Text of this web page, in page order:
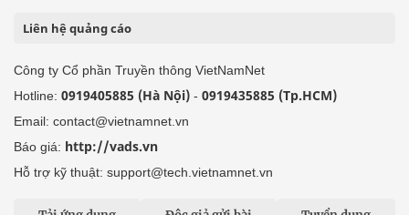
Liên hệ quảng cáo
Công ty Cổ phần Truyền thông VietNamNet
Hotline: 0919405885 (Hà Nội) - 0919435885 (Tp.HCM)
Email: contact@vietnamnet.vn
Báo giá: http://vads.vn
Hỗ trợ kỹ thuật: support@tech.vietnamnet.vn